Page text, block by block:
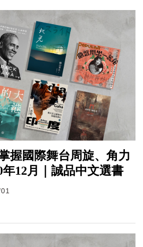
握國際舞台周旋、角力
12月｜誠品中文選書